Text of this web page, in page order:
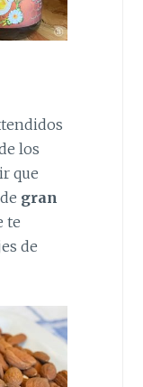
los
que
gran
te
de